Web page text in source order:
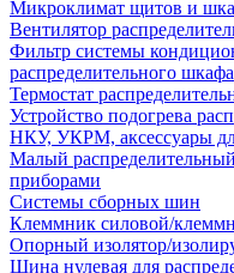
Микроклимат щитов и
Вентилятор
Фильтр системы
распределительного шкафа
Термостат
Устройство подогрева
НКУ, УКРМ, аксессуары
Малый
приборами
Системы сборных шин
Клеммник силовой/
Опорный изолятор/
Шина нулевая для